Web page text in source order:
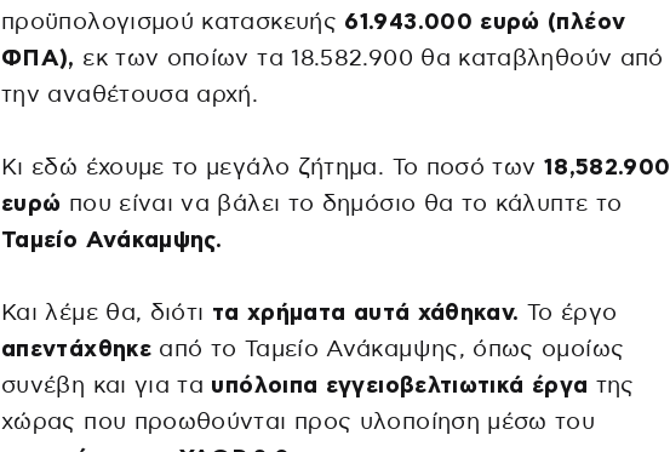
προϋπολογισμού κατασκευής 61.943.000 ευρώ (πλέον
ΦΠΑ), εκ των οποίων τα 18.582.900 θα καταβληθούν από
την αναθέτουσα αρχή.
Κι εδώ έχουμε το μεγάλο ζήτημα. Το ποσό των 18,582.900
ευρώ που είναι να βάλει το δημόσιο θα το κάλυπτε το
Ταμείο Ανάκαμψης.
Και λέμε θα, διότι τα χρήματα αυτά χάθηκαν. Το έργο
απεντάχθηκεαπό το Ταμείο Ανάκαμψης, όπως ομοίως
συνέβη και για τα υπόλοιπα εγγειοβελτιωτικά έργα της
χώρας που προωθούνται προς υλοποίηση μέσω του